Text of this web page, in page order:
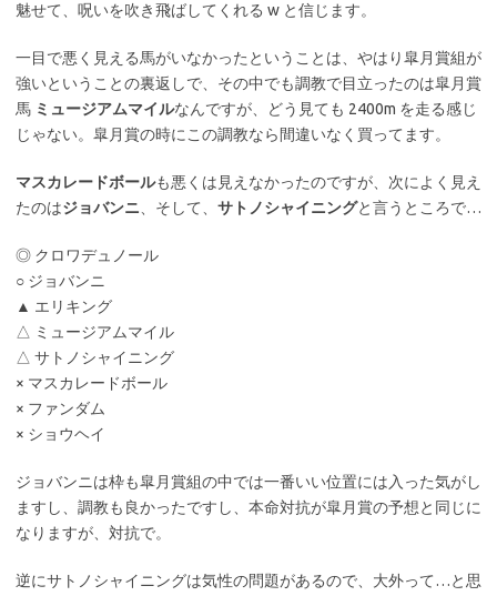
魅せて、呪いを吹き飛ばしてくれる w と信じます。
一目で悪く見える馬がいなかったということは、やはり皐月賞組が
強いということの裏返しで、その中でも調教で目立ったのは皐月賞
馬 ミュージアムマイルなんですが、どう見ても 2400m を走る感じ
じゃない。皐月賞の時にこの調教なら間違いなく買ってます。
マスカレードボールも悪くは見えなかったのですが、次によく見え
たのはジョバンニ 、そして、 サトノシャイニングと言うところで…
◎ クロワデュノール
○ ジョバンニ
▲ エリキング
△ ミュージアムマイル
△ サトノシャイニング
× マスカレードボール
× ファンダム
× ショウヘイ
ジョバンニは枠も皐月賞組の中では一番いい位置には入った気がし
ますし、調教も良かったですし、本命対抗が皐月賞の予想と同じに
なりますが、対抗で。
逆にサトノシャイニングは気性の問題があるので、大外って…と思